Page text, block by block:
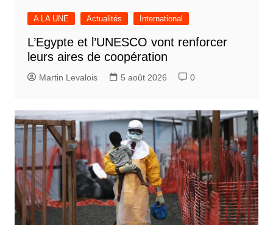
A LA UNE Actualités International
L’Egypte et l’UNESCO vont renforcer
leurs aires de coopération
Martin Levalois 5 août 2026 0